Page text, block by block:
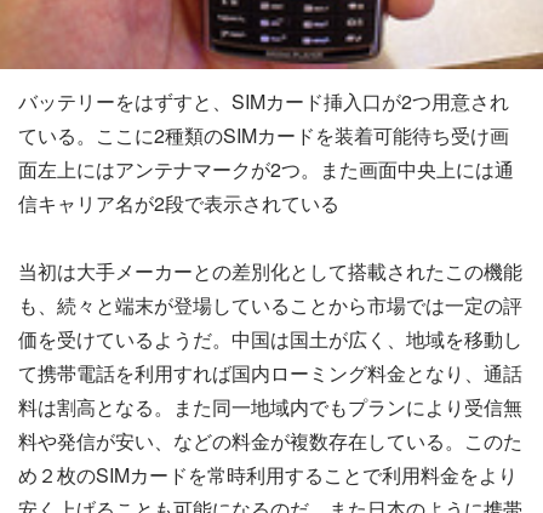
バッテリーをはずすと、SIMカード挿入口が2つ用意され
ている。ここに2種類のSIMカードを装着可能待ち受け画
面左上にはアンテナマークが2つ。また画面中央上には通
信キャリア名が2段で表示されている
当初は大手メーカーとの差別化として搭載されたこの機能
も、続々と端末が登場していることから市場では一定の評
価を受けているようだ。中国は国土が広く、地域を移動し
て携帯電話を利用すれば国内ローミング料金となり、通話
料は割高となる。また同一地域内でもプランにより受信無
料や発信が安い、などの料金が複数存在している。このた
め２枚のSIMカードを常時利用することで利用料金をより